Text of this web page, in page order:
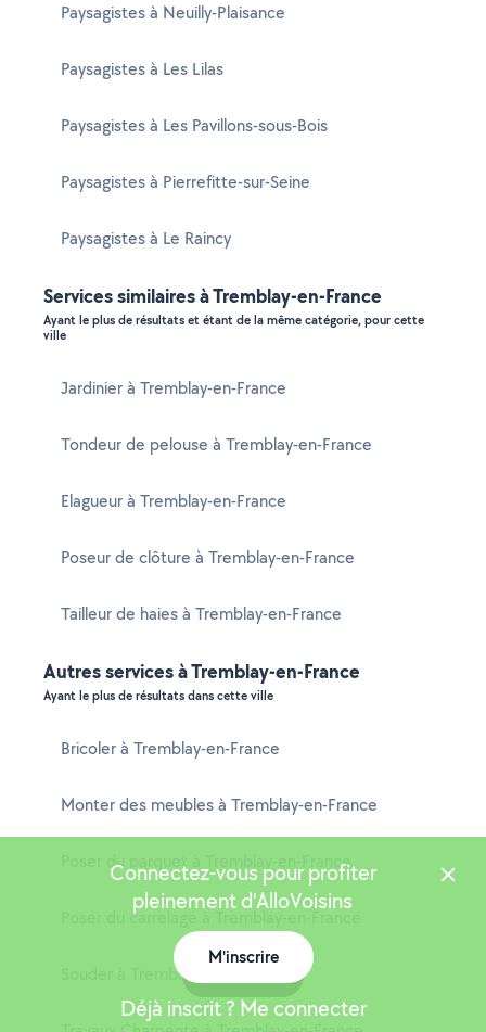
Paysagistes à Neuilly-Plaisance
Paysagistes à Les Lilas
Paysagistes à Les Pavillons-sous-Bois
Paysagistes à Pierrefitte-sur-Seine
Paysagistes à Le Raincy
Services similaires à Tremblay-en-France
Ayant le plus de résultats et étant de la même catégorie, pour cette
ville
Jardinier à Tremblay-en-France
Tondeur de pelouse à Tremblay-en-France
Elagueur à Tremblay-en-France
Poseur de clôture à Tremblay-en-France
Tailleur de haies à Tremblay-en-France
Autres services à Tremblay-en-France
Ayant le plus de résultats dans cette ville
Bricoler à Tremblay-en-France
Monter des meubles à Tremblay-en-France
Poser du parquet à Tremblay-en-France
Poser du carrelage à Tremblay-en-France
Souder à Tremblay-en-France
Connectez-vous pour profiter
pleinement d'AlloVoisins
M'inscrire
Déjà inscrit ? Me connecter